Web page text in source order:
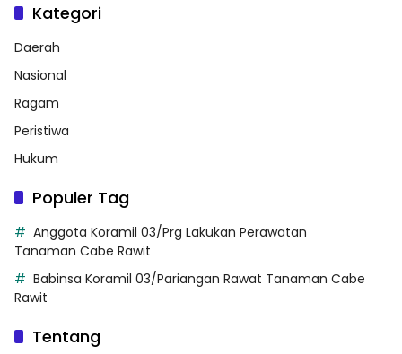
Kategori
Daerah
Nasional
Ragam
Peristiwa
Hukum
Populer Tag
Anggota Koramil 03/Prg Lakukan Perawatan
Tanaman Cabe Rawit
Babinsa Koramil 03/Pariangan Rawat Tanaman Cabe
Rawit
Tentang